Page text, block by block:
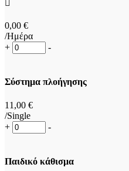
0,00 €
/Ημέρα
+
-
Σύστημα πλοήγησης
11 ,00 €
/Single
+
-
Παιδικό κάθισμα